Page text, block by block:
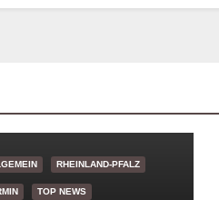
RHEINLAND-PFALZ
TOP NEWS